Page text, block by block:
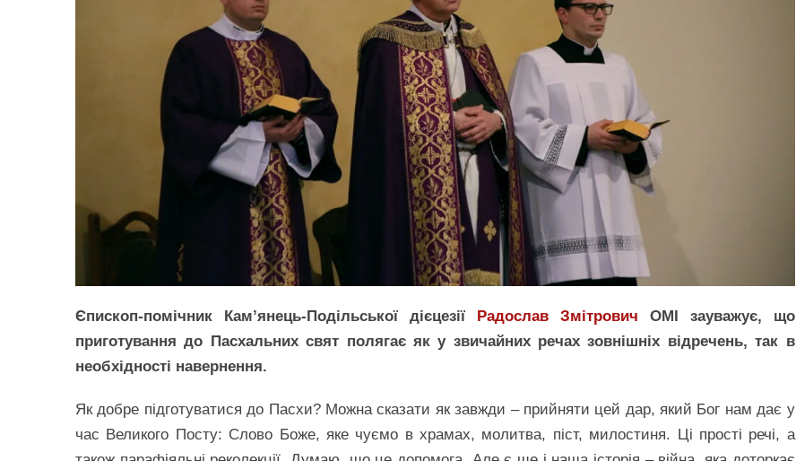
Єпископ-помічник Кам’янець-Подільської дієцезії Радослав Змітрович ОМІ зауважує, що
приготування до Пасхальних свят полягає як у звичайних речах зовнішніх відречень, так в
необхідності навернення.
Як добре підготуватися до Пасхи? Можна сказати як завжди – прийняти цей дар, який Бог нам дає у
час Великого Посту: Слово Боже, яке чуємо в храмах, молитва, піст, милостиня. Ці прості речі, а